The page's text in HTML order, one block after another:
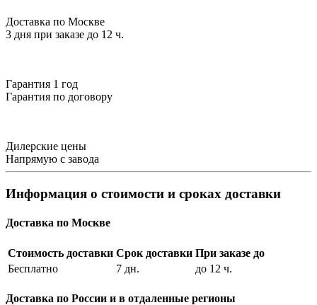
Доставка по Москве
3 дня при заказе до 12 ч.
Гарантия 1 год
Гарантия по договору
Дилерские цены
Напрямую с завода
Информация о стоимости и сроках доставки
Доставка по Москве
Стоимость доставки Срок доставки При заказе до
Бесплатно
7 дн. до 12 ч.
Доставка по России и в отдаленные регионы